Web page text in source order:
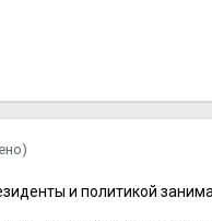
и политикой